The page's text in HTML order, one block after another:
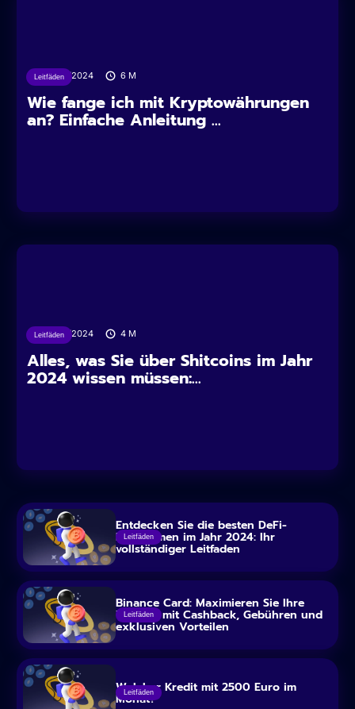
Leitfäden
16/04/2024 6 M
Wie fange ich mit Kryptowährungen
an? Einfache Anleitung ...
Leitfäden
16/04/2024 4 M
Alles, was Sie über Shitcoins im Jahr
2024 wissen müssen:...
Leitfäden
Entdecken Sie die besten DeFi-
Plattformen im Jahr 2024: Ihr
vollständiger Leitfaden
Leitfäden
Binance Card: Maximieren Sie Ihre
Vorteile mit Cashback, Gebühren und
exklusiven Vorteilen
Leitfäden
Welcher Kredit mit 2500 Euro im
Monat?